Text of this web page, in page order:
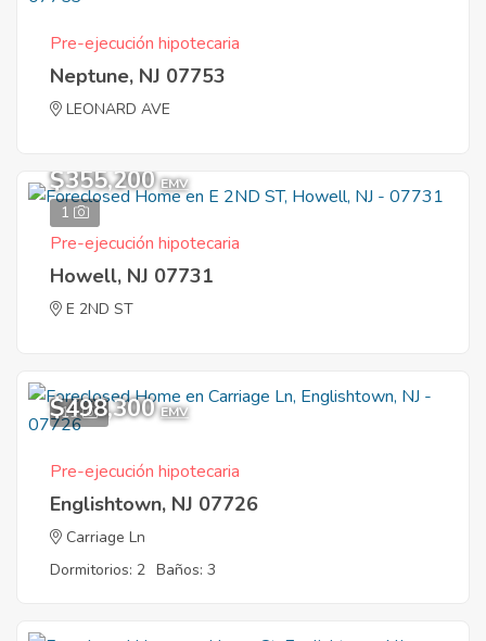
Pre-ejecución hipotecaria
Neptune, NJ 07753
LEONARD AVE
1
$355,200 EMV
Pre-ejecución hipotecaria
Howell, NJ 07731
E 2ND ST
11
$498,300 EMV
Pre-ejecución hipotecaria
Englishtown, NJ 07726
Carriage Ln
Dormitorios: 2 Baños: 3